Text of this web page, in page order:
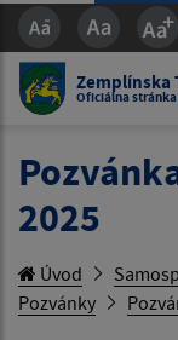
Zemplínska
Oficiálna stránka
2025
Úvod
Pozvánky